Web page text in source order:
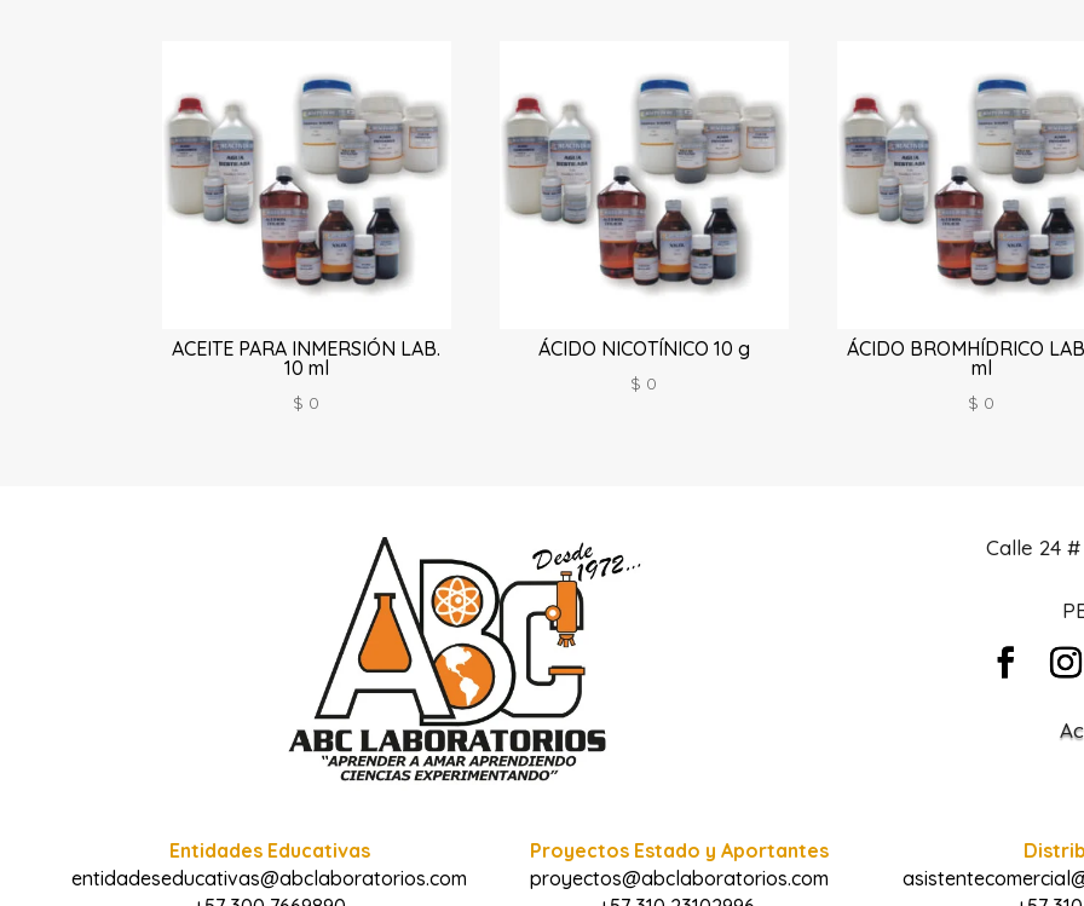
ACEITE PARA INMERSIÓN LAB.
10 ml
$ 0
ÁCIDO NICOTÍNICO 10 g
$ 0
ÁCIDO BROMHÍDRICO
ml
$ 0
Calle 24
Entidades Educativas
entidadeseducativas@abclaboratorios.com
Proyectos Estado y Aportantes
proyectos@abclaboratorios.com